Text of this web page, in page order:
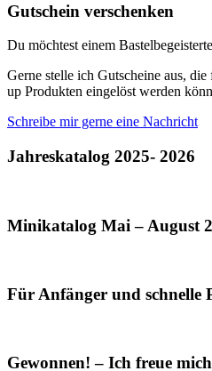
Gutschein verschenken
Du möchtest einem
Gerne stelle ich Gutscheine aus,
up Produkten eingelöst werden
Schreibe mir gerne eine Nachricht
Jahreskatalog 2025- 2026
Minikatalog Mai – August
Für Anfänger und schnelle
Gewonnen! – Ich freue